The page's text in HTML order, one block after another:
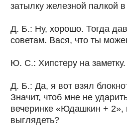
затылку железной палкой
Д. Б.: Ну, хорошо. Тогда
советам. Вася, что ты
Ю. С.: Хипстеру на заметку.
Д. Б.: Да, я вот взял
Значит, чтоб мне не
вечеринке «Юдашкин + 2»,
выглядеть?